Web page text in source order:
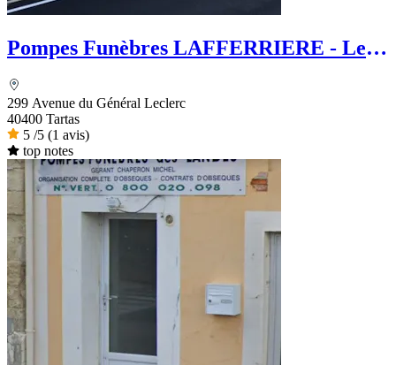
Pompes Funèbres LAFFERRIERE - Le
299 Avenue du Général Leclerc
40400 Tartas
5 /5 (1 avis)
top notes